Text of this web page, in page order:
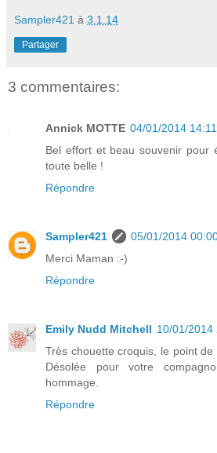
Sampler421 à 3.1.14
Partager
3 commentaires:
Annick MOTTE 04/01/2014 14:11
Bel effort et beau souvenir pour
toute belle !
Répondre
Sampler421
05/01/2014
Merci Maman :-)
Répondre
Emily Nudd Mitchell 10/01/2014
Très chouette croquis, le point de
Désolée pour votre
hommage.
Répondre